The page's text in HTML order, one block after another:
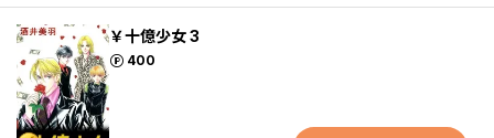
￥十億少女 3
400
ポイント